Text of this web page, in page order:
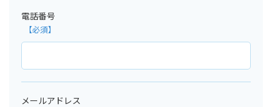
電話番号
メールアドレス